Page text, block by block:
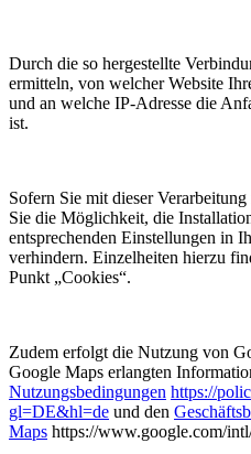
Durch die so hergestellte
ermitteln, von welcher Website
und an welche IP-Adresse die
ist.
Sofern Sie mit dieser
Sie die Möglichkeit, die
entsprechenden Einstellungen in
verhindern. Einzelheiten hierzu
Punkt „Cookies“.
Zudem erfolgt die Nutzung von
Google Maps erlangten
Nutzungsbedingungen https://
gl=DE&hl=de und den
Maps https://www.google.com/